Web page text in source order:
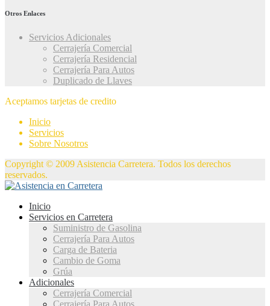
Otros Enlaces
Servicios Adicionales
Cerrajería Comercial
Cerrajería Residencial
Cerrajería Para Autos
Duplicado de Llaves
Aceptamos tarjetas de credito
Inicio
Servicios
Sobre Nosotros
Copyright © 2009 Asistencia Carretera. Todos los derechos
reservados.
Inicio
Servicios en Carretera
Suministro de Gasolina
Cerrajería Para Autos
Carga de Bateria
Cambio de Goma
Grúa
Adicionales
Cerrajería Comercial
Cerrajería Para Autos